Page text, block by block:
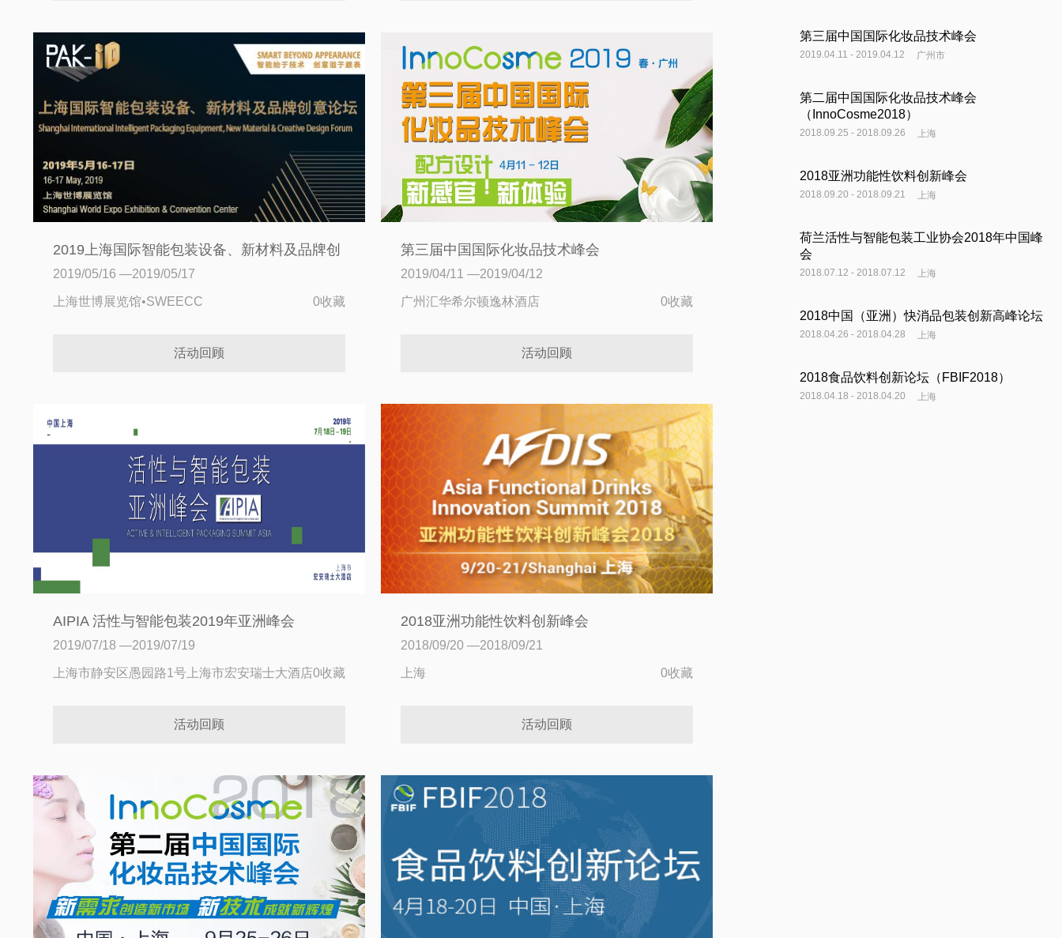
2019上海国际智能包装设备、新材料及品牌创
意论坛
2019/05/16 —2019/05/17
上海世博展览馆•SWEECC 0收藏
活动回顾
第三届中国国际化妆品技术峰会
2019/04/11 —2019/04/12
广州汇华希尔顿逸林酒店 0收藏
活动回顾
AIPIA 活性与智能包装2019年亚洲峰会
2019/07/18 —2019/07/19
上海市静安区愚园路1号上海市宏安瑞士大酒店0收藏
活动回顾
2018亚洲功能性饮料创新峰会
2018/09/20 —2018/09/21
上海 0收藏
活动回顾
第三届中国国际化妆品技术峰会
2019.04.11 - 2019.04.12 广州市
第二届中国国际化妆品技术峰会
（InnoCosme2018）
2018.09.25 - 2018.09.26 上海
2018亚洲功能性饮料创新峰会
2018.09.20 - 2018.09.21 上海
荷兰活性与智能包装工业协会2018年中国峰
会
2018.07.12 - 2018.07.12 上海
2018中国（亚洲）快消品包装创新高峰论坛
2018.04.26 - 2018.04.28 上海
2018食品饮料创新论坛（FBIF2018）
2018.04.18 - 2018.04.20 上海